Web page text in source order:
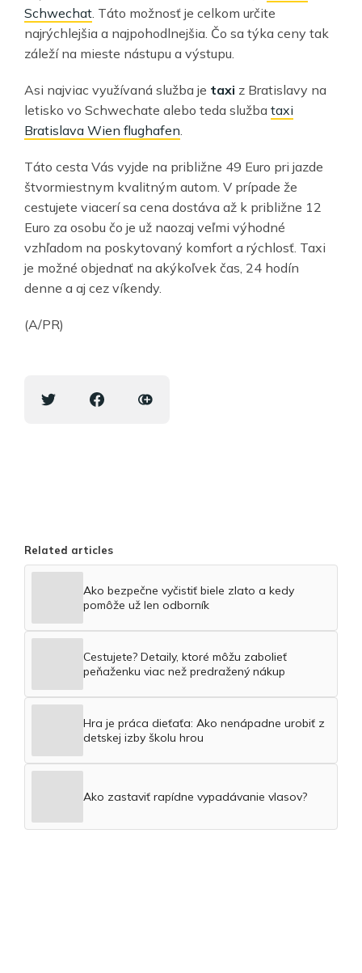
Schwechat . Táto možnosť je celkom určite
najrýchlejšia a najpohodlnejšia. Čo sa týka ceny tak
záleží na mieste nástupu a výstupu.
Asi najviac využívaná služba je taxi z Bratislavy na
letisko vo Schwechate alebo teda služba taxi
Bratislava Wien flughafen
Táto cesta Vás vyjde na približne 49 Euro pri jazde
štvormiestnym kvalitným autom. V prípade že
cestujete viacerí sa cena dostáva až k približne 12
Euro za osobu čo je už naozaj veľmi výhodné
vzhľadom na poskytovaný komfort a rýchlosť. Taxi
je možné objednať na akýkoľvek čas, 24 hodín
denne a aj cez víkendy.
(A/PR)
Related articles
Ako bezpečne vyčistiť biele zlato a kedy
pomôže už len odborník
Cestujete? Detaily, ktoré môžu zabolieť
peňaženku viac než predražený nákup
Hra je práca dieťaťa: Ako nenápadne urobiť z
detskej izby školu hrou
Ako zastaviť rapídne vypadávanie vlasov?